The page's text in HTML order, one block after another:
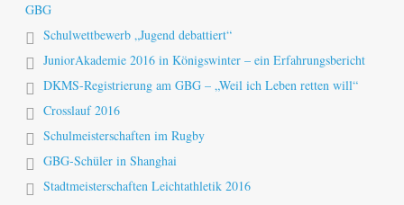
GBG
Schulwettbewerb „Jugend debattiert“
JuniorAkademie 2016 in Königswinter – ein Erfahrungsbericht
DKMS-Registrierung am GBG – „Weil ich Leben retten will“
Crosslauf 2016
Schulmeisterschaften im Rugby
GBG-Schüler in Shanghai
Stadtmeisterschaften Leichtathletik 2016